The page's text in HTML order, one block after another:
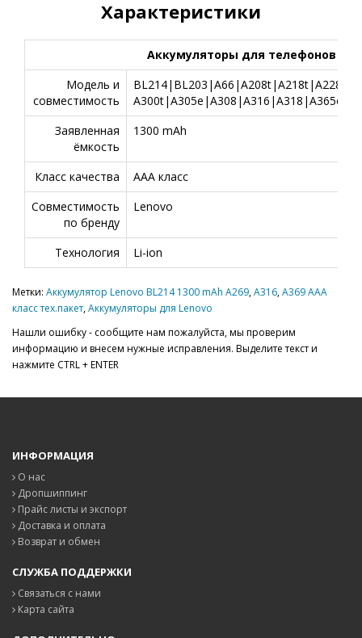
Характеристики
Аккумуляторы для телефонов
Модель и
совместимость
Заявленная
ёмкость
1300 mAh
Класс качества
AAA класс
Совместимость
по бренду
Lenovo
Технология Li-ion
Метки: Аккумулятор Lenovo BL214 1300 mAh A269,A316,A369 AAA
класс тех.пакет,Аккумуляторы для Lenovo
Нашли ошибку - сообщите нам пожалуйста, мы проверим
информацию и внесем нужные исправления. Выделите текст и
нажмите CTRL + ENTER
ИНФОРМАЦИЯ
О нас
Дропшиппинг
Прайс листы и экспорт
Доставка и оплата
Возврат и обмен
СЛУЖБА ПОДДЕРЖКИ
Связаться с нами
Карта сайта